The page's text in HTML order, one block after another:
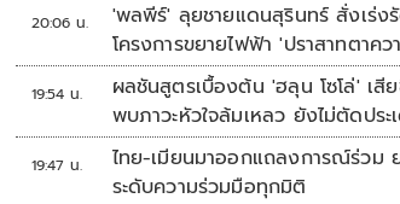
20:06 น.
'พลพีร์' ลุยชายแดนสุรินทร์ สั่งเร่ง
โครงการขยายไฟฟ้า 'ปราสาทตาคว
เนิน 350'
19:54 น.
ผลชันสูตรเบื้องต้น 'ฮลุน โซโล่' เสี
พบภาวะหัวใจล้มเหลว ยังไม่ตัดประ
สารพิษ รอจอร์เจียส่งผลตรวจครั้ง
19:47 น.
ไทย-เมียนมาออกแถลงการณ์ร่วม
ระดับความร่วมมือทุกมิติ